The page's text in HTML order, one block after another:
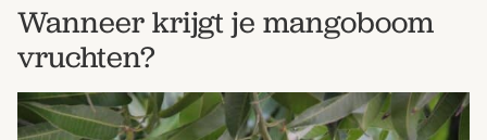
Wanneer krijgt je mangoboom
vruchten?